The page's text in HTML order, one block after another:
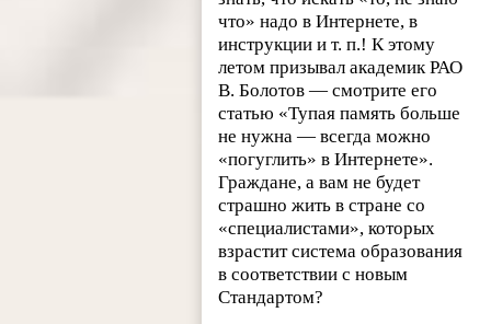
что» надо в Интернете, в
инструкции и т. п.! К этому
летом призывал академик РАО
В. Болотов — смотрите его
статью «Тупая память больше
не нужна — всегда можно
«погуглить» в Интернете».
Граждане, а вам не будет
страшно жить в стране со
«специалистами», которых
взрастит система образования
в соответствии с новым
Стандартом?